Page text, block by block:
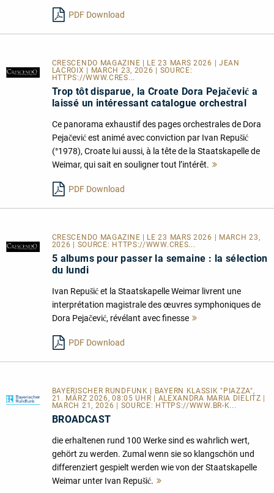
PDF Download
CRESCENDO MAGAZINE | LE 23 MARS 2026 | JEAN
LACROIX | MARCH 23, 2026 | SOURCE:
HTTPS://WWW.CRES...
Trop tôt disparue, la Croate Dora Pejačević a
laissé un intéressant catalogue orchestral
Ce panorama exhaustif des pages orchestrales de Dora
Pejačević est animé avec conviction par Ivan Repušić
(°1978), Croate lui aussi, à la tête de la Staatskapelle de
Weimar, qui sait en souligner tout l’intérêt.
PDF Download
CRESCENDO MAGAZINE | LE 23 MARS 2026 | MARCH 23,
2026 | SOURCE: HTTPS://WWW.CRES...
5 albums pour passer la semaine : la sélection
du lundi
Ivan Repušić et la Staatskapelle Weimar livrent une
interprétation magistrale des œuvres symphoniques de
Dora Pejačević, révélant avec finesse
PDF Download
BAYERISCHER RUNDFUNK | BAYERN KLASSIK "PIAZZA",
21. MÄRZ 2026, 08:05 UHR | ALEXANDRA MARIA DIELITZ |
MARCH 21, 2026 | SOURCE: HTTPS://WWW.BR-K...
BROADCAST
die erhaltenen rund 100 Werke sind es wahrlich wert,
gehört zu werden. Zumal wenn sie so klangschön und
differenziert gespielt werden wie von der Staatskapelle
Weimar unter Ivan Repušić.